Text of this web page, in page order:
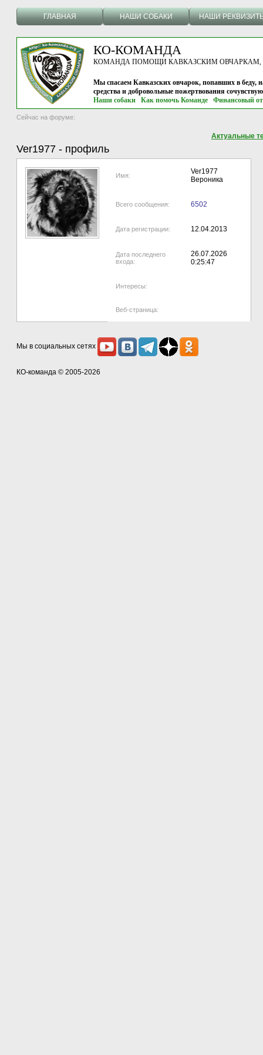
ГЛАВНАЯ НАШИ СОБАКИ НАШИ
КО-КОМАНДА
КОМАНДА ПОМОЩИ КАВКАЗСКИМ ОВЧАРКАМ, г.
Мы спасаем Кавказских овчарок, попавших в беду,
средства и добровольные пожертвования
Наши собаки
Как помочь Команде Финансовый
Сейчас на форуме:
Актуальные
Ver1977 - профиль
Имя:
Ver1977
Вероника
Всего сообщения: 6502
Дата регистрации: 12.04.2013
Дата последнего
входа:
26.07.2026
0:25:47
Интересы:
Веб-страница:
Мы в социальных сетях
КО-команда © 2005-2026